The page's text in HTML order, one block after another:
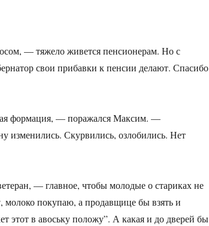
— тяжело живется пенсионерам. Но с
свои прибавки к пенсии делают. Спасибо
формация, — поражался Максим. —
изменились. Скурвились, озлобились. Нет
— главное, чтобы молодые о стариках не
молоко покупаю, а продавщице бы взять и
этот в авоську положу”. А какая и до дверей бы